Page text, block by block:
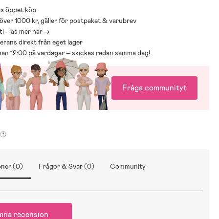
– hitta rätt vagn för dig och ditt barn
kan kännas överväldigande med många modeller, märken och
barnvagnsguide hjälper dig att jämföra olika typer av vagnar,
funktioner. Med guiden blir det enklare att hitta en vagn
bekväm och smidig för både dig och ditt barn.
öppet köp
1000 kr, gäller för postpaket & varubrev
- läs mer här ->
direkt från eget lager
12:00 på vardagar – skickas redan samma dag!
Fråga communityt
(0) Frågor & Svar (0) Community
recension